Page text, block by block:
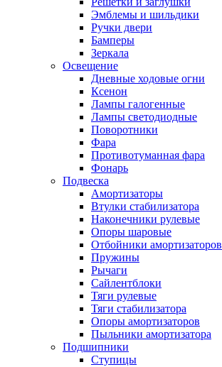
Эмблемы и шильдики
Ручки двери
Бамперы
Зеркала
Освещение
Дневные ходовые огни
Ксенон
Лампы галогенные
Лампы светодиодные
Поворотники
Фара
Противотуманная фара
Фонарь
Подвеска
Амортизаторы
Втулки стабилизатора
Наконечники рулевые
Опоры шаровые
Отбойники амортизаторов
Пружины
Рычаги
Сайлентблоки
Тяги рулевые
Тяги стабилизатора
Опоры амортизаторов
Пыльники амортизатора
Подшипники
Ступицы